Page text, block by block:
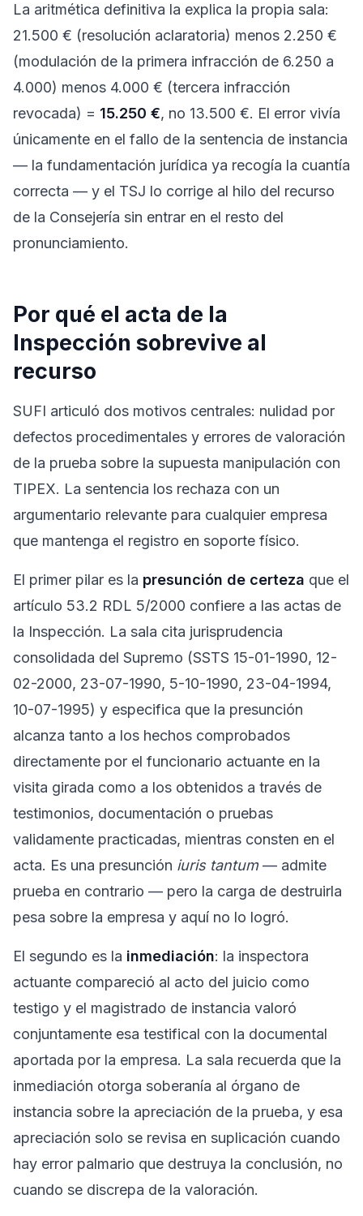
La aritmética definitiva la explica la propia sala:
21.500 € (resolución aclaratoria) menos 2.250 €
(modulación de la primera infracción de 6.250 a
4.000) menos 4.000 € (tercera infracción
revocada) = 15.250 €, no 13.500 €. El error vivía
únicamente en el fallo de la sentencia de instancia
— la fundamentación jurídica ya recogía la cuantía
correcta — y el TSJ lo corrige al hilo del recurso
de la Consejería sin entrar en el resto del
pronunciamiento.
Por qué el acta de la
Inspección sobrevive al
recurso
SUFI articuló dos motivos centrales: nulidad por
defectos procedimentales y errores de valoración
de la prueba sobre la supuesta manipulación con
TIPEX. La sentencia los rechaza con un
argumentario relevante para cualquier empresa
que mantenga el registro en soporte físico.
El primer pilar es la presunción de certeza que el
artículo 53.2 RDL 5/2000 confiere a las actas de
la Inspección. La sala cita jurisprudencia
consolidada del Supremo (SSTS 15-01-1990, 12-
02-2000, 23-07-1990, 5-10-1990, 23-04-1994,
10-07-1995) y especifica que la presunción
alcanza tanto a los hechos comprobados
directamente por el funcionario actuante en la
visita girada como a los obtenidos a través de
testimonios, documentación o pruebas
validamente practicadas, mientras consten en el
acta. Es una presunción iuris tantum— admite
prueba en contrario — pero la carga de destruirla
pesa sobre la empresa y aquí no lo logró.
El segundo es la inmediación: la inspectora
actuante compareció al acto del juicio como
testigo y el magistrado de instancia valoró
conjuntamente esa testifical con la documental
aportada por la empresa. La sala recuerda que la
inmediación otorga soberanía al órgano de
instancia sobre la apreciación de la prueba, y esa
apreciación solo se revisa en suplicación cuando
hay error palmario que destruya la conclusión, no
cuando se discrepa de la valoración.